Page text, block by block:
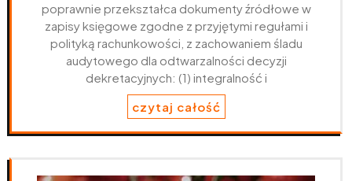
poprawnie przekształca dokumenty źródłowe w
zapisy księgowe zgodne z przyjętymi regułami i
polityką rachunkowości, z zachowaniem śladu
audytowego dla odtwarzalności decyzji
dekretacyjnych: (1) integralność i
czytaj całość